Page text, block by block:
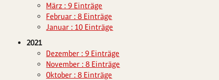
März : 9 Einträge
Februar : 8 Einträge
Januar : 10 Einträge
2021
Dezember : 9 Einträge
November : 8 Einträge
Oktober : 8 Einträge